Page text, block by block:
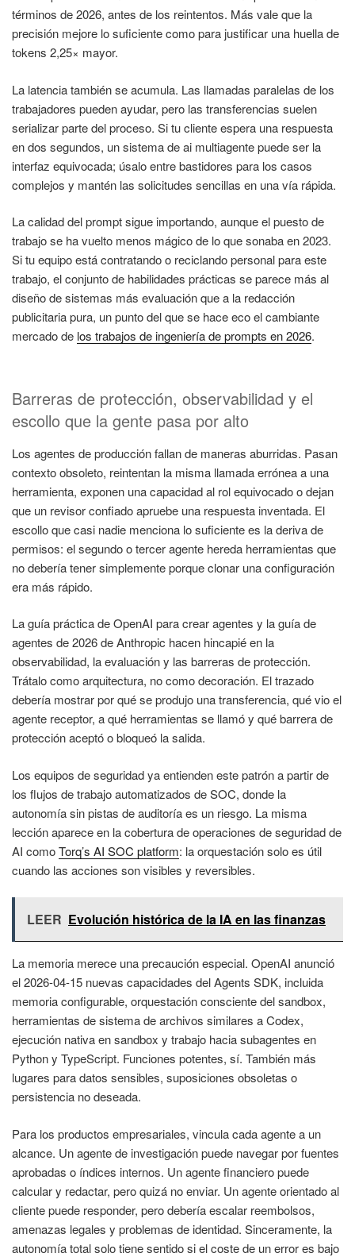
términos de 2026, antes de los reintentos. Más vale que la
precisión mejore lo suficiente como para justificar una huella de
tokens 2,25× mayor.
La latencia también se acumula. Las llamadas paralelas de los
trabajadores pueden ayudar, pero las transferencias suelen
serializar parte del proceso. Si tu cliente espera una respuesta
en dos segundos, un sistema de ai multiagente puede ser la
interfaz equivocada; úsalo entre bastidores para los casos
complejos y mantén las solicitudes sencillas en una vía rápida.
La calidad del prompt sigue importando, aunque el puesto de
trabajo se ha vuelto menos mágico de lo que sonaba en 2023.
Si tu equipo está contratando o reciclando personal para este
trabajo, el conjunto de habilidades prácticas se parece más al
diseño de sistemas más evaluación que a la redacción
publicitaria pura, un punto del que se hace eco el cambiante
mercado de los trabajos de ingeniería de prompts en 2026.
Barreras de protección, observabilidad y el
escollo que la gente pasa por alto
Los agentes de producción fallan de maneras aburridas. Pasan
contexto obsoleto, reintentan la misma llamada errónea a una
herramienta, exponen una capacidad al rol equivocado o dejan
que un revisor confiado apruebe una respuesta inventada. El
escollo que casi nadie menciona lo suficiente es la deriva de
permisos: el segundo o tercer agente hereda herramientas que
no debería tener simplemente porque clonar una configuración
era más rápido.
La guía práctica de OpenAI para crear agentes y la guía de
agentes de 2026 de Anthropic hacen hincapié en la
observabilidad, la evaluación y las barreras de protección.
Trátalo como arquitectura, no como decoración. El trazado
debería mostrar por qué se produjo una transferencia, qué vio el
agente receptor, a qué herramientas se llamó y qué barrera de
protección aceptó o bloqueó la salida.
Los equipos de seguridad ya entienden este patrón a partir de
los flujos de trabajo automatizados de SOC, donde la
autonomía sin pistas de auditoría es un riesgo. La misma
lección aparece en la cobertura de operaciones de seguridad de
AI comoTorq’s AI SOC platform: la orquestación solo es útil
cuando las acciones son visibles y reversibles.
LEER Evolución histórica de la IA en las finanzas
La memoria merece una precaución especial. OpenAI anunció
el 2026-04-15 nuevas capacidades del Agents SDK, incluida
memoria configurable, orquestación consciente del sandbox,
herramientas de sistema de archivos similares a Codex,
ejecución nativa en sandbox y trabajo hacia subagentes en
Python y TypeScript. Funciones potentes, sí. También más
lugares para datos sensibles, suposiciones obsoletas o
persistencia no deseada.
Para los productos empresariales, vincula cada agente a un
alcance. Un agente de investigación puede navegar por fuentes
aprobadas o índices internos. Un agente financiero puede
calcular y redactar, pero quizá no enviar. Un agente orientado al
cliente puede responder, pero debería escalar reembolsos,
amenazas legales y problemas de identidad. Sinceramente, la
autonomía total solo tiene sentido si el coste de un error es bajo